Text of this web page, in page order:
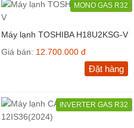
MONO GAS R32
Máy lạnh TOSHIBA H18U2KSG-V
Giá bán: 12.700.000 đ
Đặt hàng
INVERTER GAS R32